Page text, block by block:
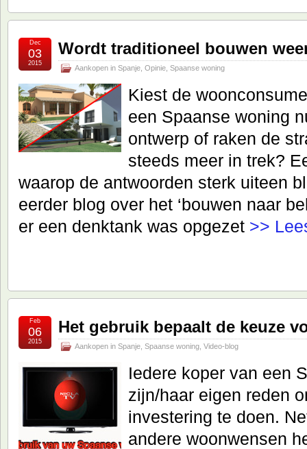
Wordt traditioneel bouwen
Aankopen in Spanje Opinie Spaanse woning
Dec
03
2015
Kiest de
een Spaanse woning
ontwerp of raken de
steeds meer in trek?
waarop de antwoorden sterk uiteen
eerder blog over het ‘bouwen naar
er een denktank was opgezet >>
Het gebruik bepaalt de keuze
Aankopen in Spanje Spaanse woning Video-blog
Feb
06
2015
Iedere koper van een
zijn/haar eigen reden
investering te doen.
andere woonwensen